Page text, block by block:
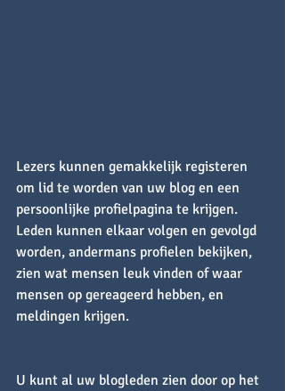
Lezers kunnen gemakkelijk registeren
om lid te worden van uw blog en een
persoonlijke profielpagina te krijgen.
Leden kunnen elkaar volgen en gevolgd
worden, andermans profielen bekijken,
zien wat mensen leuk vinden of waar
mensen op gereageerd hebben, en
meldingen krijgen.
U kunt al uw blogleden zien door op het